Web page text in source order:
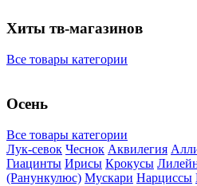
Хиты тв-магазинов
Все товары категории
Осень
Все товары категории
Лук-севок Чеснок Аквилегия
Гиацинты Ирисы Крокусы
(Ранункулюс) Мускари Нарцисcы